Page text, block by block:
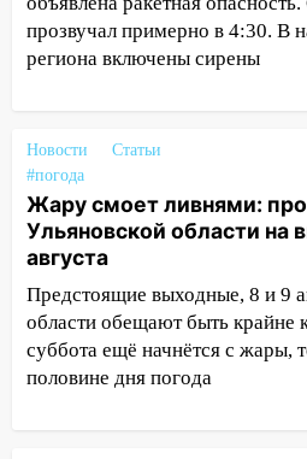
16:12 В Ульяновском
разработают
за абонементы
клуба «Рекорд-Fitness»
15:34 После
прокуратуры в селах
области привели в
площадки
15:27 Прокуратура
капремонт школы в
В Кузоватово
прозвучал примерно в 4:30. В
региона включены сирены
Новости
Статьи
#погода
Жару смоет ливнями:
Ульяновской области на
августа
Предстоящие выходные, 8 и 9
области обещают быть крайне
суббота ещё начнётся с жары,
половине дня погода